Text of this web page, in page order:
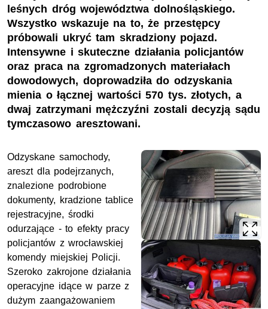
leśnych dróg województwa dolnośląskiego.
Wszystko wskazuje na to, że przestępcy
próbowali ukryć tam skradziony pojazd.
Intensywne i skuteczne działania policjantów
oraz praca na zgromadzonych materiałach
dowodowych, doprowadziła do odzyskania
mienia o łącznej wartości 570 tys. złotych, a
dwaj zatrzymani mężczyźni zostali decyzją sądu
tymczasowo aresztowani.
Odzyskane samochody,
areszt dla podejrzanych,
znalezione podrobione
dokumenty, kradzione tablice
rejestracyjne, środki
odurzające - to efekty pracy
policjantów z wrocławskiej
komendy miejskiej Policji.
Szeroko zakrojone działania
operacyjne idące w parze z
dużym zaangażowaniem